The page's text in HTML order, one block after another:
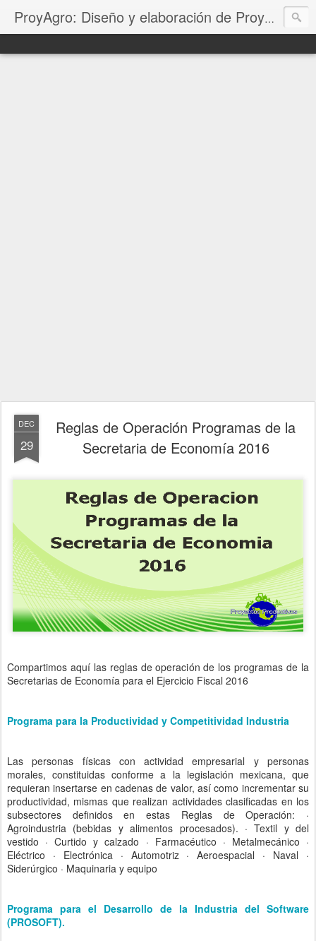
ProyAgro: Diseño y elaboración de Proyectos Productivos, Corridas Financieras, Planes de negocio
DEC
29
Reglas de Operación Programas de la
Secretaria de Economía 2016
Compartimos aquí las reglas de operación de los programas de la
Secretarias de Economía para el Ejercicio Fiscal 2016
Programa para la Productividad y Competitividad Industria
Las personas físicas con actividad empresarial y personas
morales, constituidas conforme a la legislación mexicana, que
requieran insertarse en cadenas de valor, así como incrementar su
productividad, mismas que realizan actividades clasificadas en los
subsectores definidos en estas Reglas de Operación: ·
Agroindustria (bebidas y alimentos procesados). · Textil y del
vestido · Curtido y calzado · Farmacéutico · Metalmecánico ·
Eléctrico · Electrónica · Automotriz · Aeroespacial · Naval ·
Siderúrgico · Maquinaria y equipo
Programa para el Desarrollo de la Industria del Software
(PROSOFT).